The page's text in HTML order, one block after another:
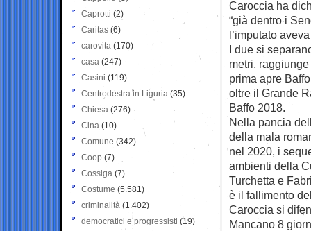
Caroccia ha
“già dentro i
l’imputato
I due si
metri,
prima apre
oltre il Grande
Baffo 2018.
Nella pancia
della mala
nel 2020, i
ambienti della
Turchetta e
è il fallimento
Caroccia si
Mancano 8
Caprotti (2)
Caritas (6)
carovita (170)
casa (247)
Casini (119)
Centrodestra in Liguria (35)
Chiesa (276)
Cina (10)
Comune (342)
Coop (7)
Cossiga (7)
Costume (5.581)
criminalità (1.402)
democratici e progressisti (19)